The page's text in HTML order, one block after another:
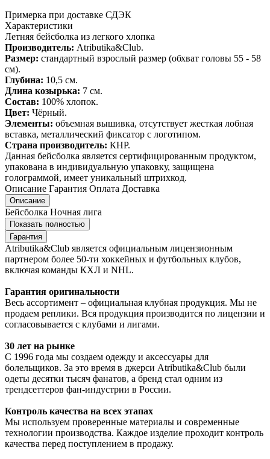
Примерка при доставке СДЭК
Характеристики
Летняя бейсболка из легкого хлопка
Производитель: Atributika&Club.
Размер: стандартный взрослый размер (обхват головы 55 - 58
см).
Глубина: 10,5 см.
Длина козырька: 7 см.
Состав: 100% хлопок.
Цвет: Чёрный.
Элементы: объемная вышивка, отсутствует жесткая лобная
вставка, металлический фиксатор с логотипом.
Страна производитель: КНР.
Данная бейсболка является сертифицированным продуктом,
упакована в индивидуальную упаковку, защищена
голограммой, имеет уникальный штрихкод.
Описание Гарантия Оплата Доставка
Описание
Бейсболка Ночная лига
Показать полностью
Гарантия
Atributika&Club является официальным лицензионным
партнером более 50-ти хоккейных и футбольных клубов,
включая команды КХЛ и NHL.
Гарантия оригинальности
Весь ассортимент – официальная клубная продукция. Мы не
продаем реплики. Вся продукция производится по лицензии и
согласовывается с клубами и лигами.
30 лет на рынке
С 1996 года мы создаем одежду и аксессуары для
болельщиков. За это время в джерси Atributika&Club были
одеты десятки тысяч фанатов, а бренд стал одним из
трендсеттеров фан-индустрии в России.
Контроль качества на всех этапах
Мы используем проверенные материалы и современные
технологии производства. Каждое изделие проходит контроль
качества перед поступлением в продажу.